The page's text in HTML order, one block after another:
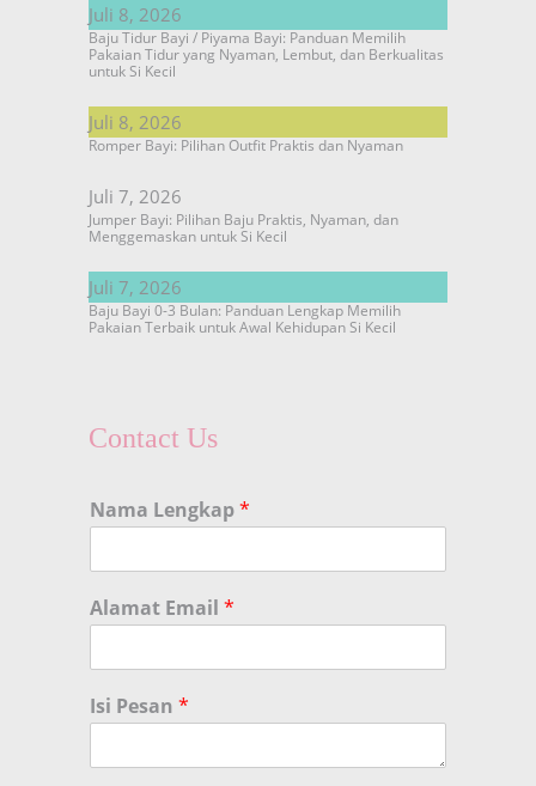
Juli 8, 2026
Baju Tidur Bayi / Piyama Bayi: Panduan Memilih
Pakaian Tidur yang Nyaman, Lembut, dan Berkualitas
untuk Si Kecil
Juli 8, 2026
Romper Bayi: Pilihan Outfit Praktis dan Nyaman
Juli 7, 2026
Jumper Bayi: Pilihan Baju Praktis, Nyaman, dan
Menggemaskan untuk Si Kecil
Juli 7, 2026
Baju Bayi 0-3 Bulan: Panduan Lengkap Memilih
Pakaian Terbaik untuk Awal Kehidupan Si Kecil
Contact Us
Nama Lengkap*
Alamat Email *
Isi Pesan *